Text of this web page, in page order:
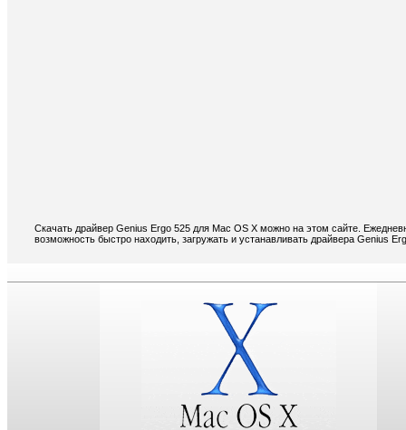
Скачать драйвер Genius Ergo 525 для Mac OS X можно на этом сайте.
возможность быстро находить, загружать и устанавливать драйвера Genius